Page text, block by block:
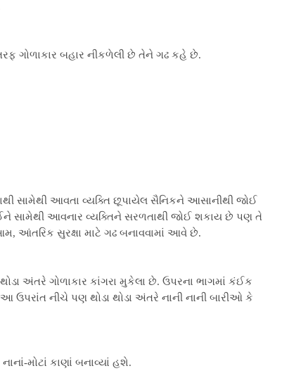
ગોળાકાર બહાર નીકળેલી છે તેને ગઢ કહે છે.
સામેથી આવતા વ્યક્તિ છૂપાયેલ સૈનિકને આસાનીથી જોઈ
સામેથી આવનાર વ્યક્તિને સરળતાથી જોઈ શકાય છે પણ તે
આંતરિક સુરક્ષા માટે ગઢ બનાવવામાં આવે છે.
અંતરે ગોળાકાર કાંગરા મુકેલા છે. ઉપરના ભાગમાં કંઈક
ઉપરાંત નીચે પણ થોડા થોડા અંતરે નાની નાની બારીઓ કે
મોટાં કાણાં બનાવ્યાં હશે.